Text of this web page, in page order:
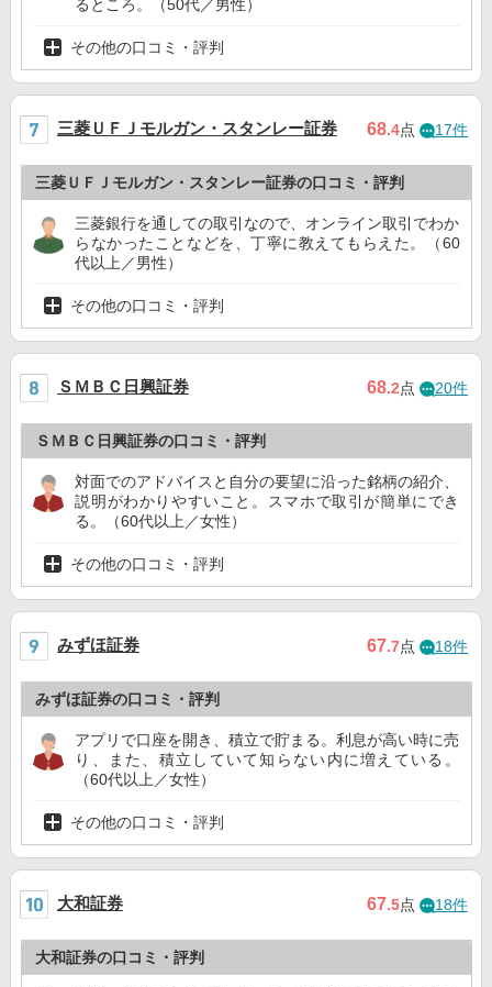
るところ。（50代／男性）
その他の口コミ・評判
三菱ＵＦＪモルガン・スタンレー証券 68.4点 17件
三菱ＵＦＪモルガン・スタンレー証券の口コミ・評判
三菱銀行を通しての取引なので、オンライン取引でわか
らなかったことなどを、丁寧に教えてもらえた。（60
代以上／男性）
その他の口コミ・評判
ＳＭＢＣ日興証券 68.2点 20件
ＳＭＢＣ日興証券の口コミ・評判
対面でのアドバイスと自分の要望に沿った銘柄の紹介、
説明がわかりやすいこと。スマホで取引が簡単にでき
る。（60代以上／女性）
その他の口コミ・評判
みずほ証券 67.7点 18件
みずほ証券の口コミ・評判
アプリで口座を開き、積立で貯まる。利息が高い時に売
り、また、積立していて知らない内に増えている。
（60代以上／女性）
その他の口コミ・評判
大和証券 67.5点 18件
大和証券の口コミ・評判